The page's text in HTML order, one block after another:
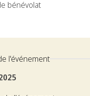
bénévolat
l'événement